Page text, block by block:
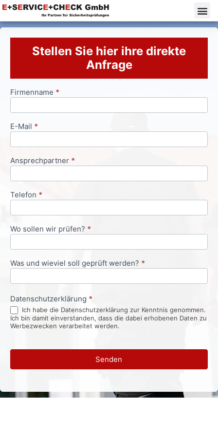
Stellen Sie hier ihre direkte
Anfrage
Anfrageformular
Firmenname *
E-Mail *
Ansprechpartner *
Telefon *
Wo sollen wir prüfen? *
Was und wieviel soll geprüft werden? *
Datenschutzerklärung *
Ich habe die Datenschutzerklärung zur Kenntnis genommen.
Ich bin damit einverstanden, dass die dabei erhobenen Daten zu
Werbezwecken verarbeitet werden.
Senden